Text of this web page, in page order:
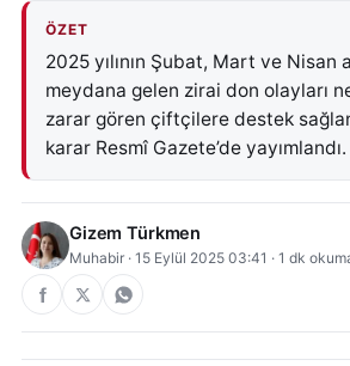
ÖZET
2025 yılının Şubat, Mart ve Nisan
meydana gelen zirai don olayları
zarar gören çiftçilere destek
karar Resmî Gazete’de yayımlandı.
Gizem Türkmen
Muhabir · 15 Eylül 2025 03:41 · 1 dk